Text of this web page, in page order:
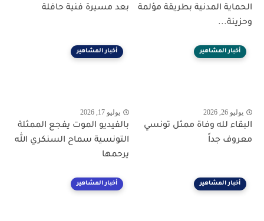
الحماية المدنية بطريقة مؤلمة
وحزينة...
بعد مسيرة فنية حافلة
أخبار المشاهير
يوليو 26, 2026
البقاء لله وفاة ممثل تونسي
معروف جداً
أخبار المشاهير
يوليو 17, 2026
بالفيديو الموت يفجع الممثلة
التونسية سماح السنكري الله
يرحمها
أخبار المشاهير أخبار المشاهير